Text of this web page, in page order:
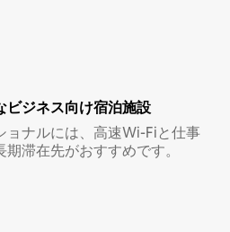
ビ⁠ジ⁠ネ⁠ス⁠向⁠け宿⁠泊⁠施⁠設
ョナルには、高速Wi-Fiと仕事
滞在先がおすすめです。